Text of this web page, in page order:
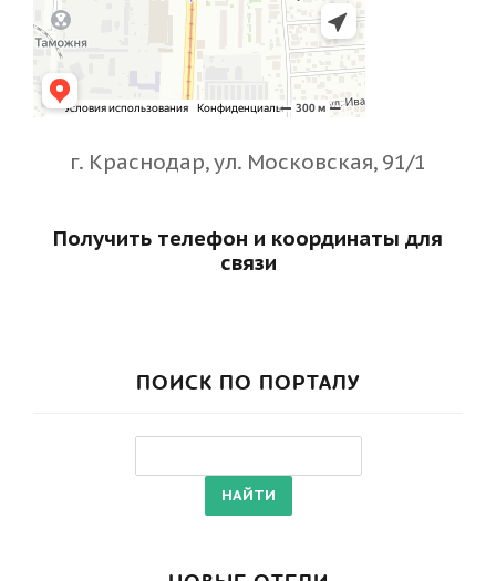
г. Краснодар, ул. Московская, 91/1
Получить телефон и координаты для
связи
ПОИСК ПО ПОРТАЛУ